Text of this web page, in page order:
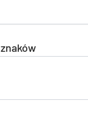
znaków